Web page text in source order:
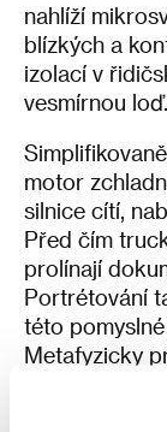
nahlíží
blízkých a
izolací v
vesmírnou loď.
motor
silnice cítí,
Před čím
prolínají
Portrétování
této
Metafyzicky
rodinných